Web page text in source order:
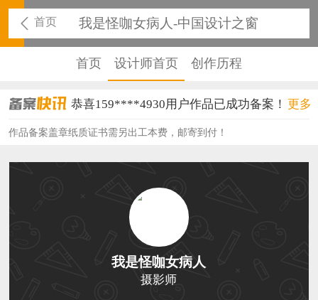
首页 我是怪咖女病人-中国设计之窗
首页 设计师首页 创作历程
恭喜159****4930用户作品已成功备案！
恭喜150****6483用户作品已成功备案！
恭喜131****2473用户作品已成功备案！
恭喜159****4201用户作品已成功备案！
恭喜133****6466用户作品已成功备案！
恭喜131****1475用户作品已成功备案！
恭喜133****8874用户作品已成功备案！
更多
作品备案盖章纸质证书需另出工本费，邮寄到付！
我是怪咖女病人
摄影师